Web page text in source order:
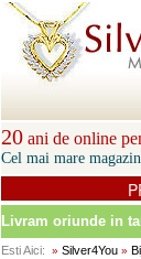
20 ani de online
Cel mai mare
Livram oriunde in
Esti Aici: » Silver4You »